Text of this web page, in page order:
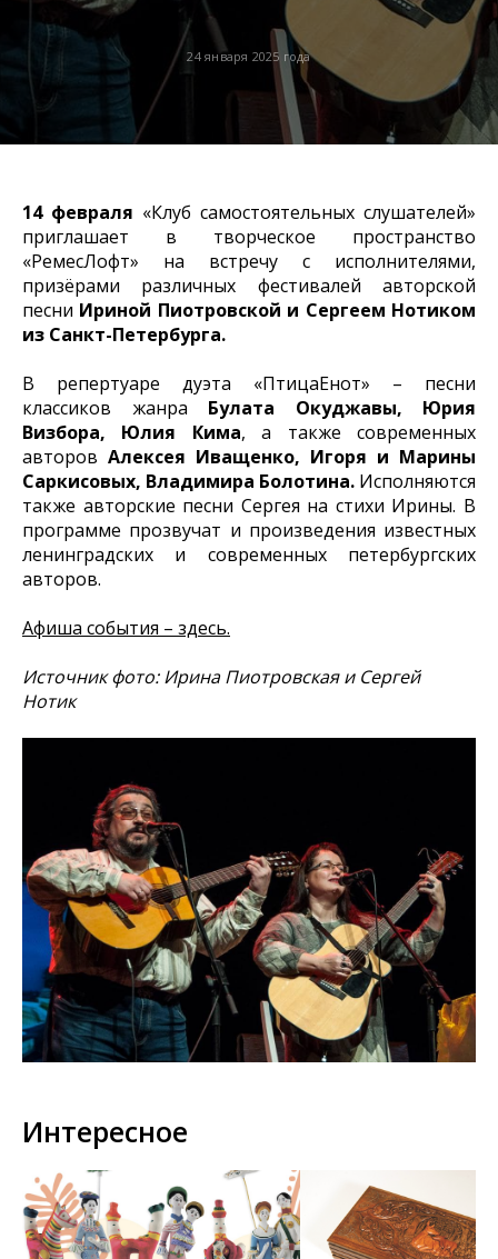
24 января 2025 года
14 февраля «Клуб самостоятельных слушателей»
приглашает в творческое пространство
«РемесЛофт» на встречу с исполнителями,
призёрами различных фестивалей авторской
песни Ириной Пиотровской и Сергеем Нотиком
из Санкт-Петербурга.
В репертуаре дуэта «ПтицаЕнот» – песни
классиков жанра Булата Окуджавы, Юрия
Визбора, Юлия Кима, а также современных
авторов Алексея Иващенко, Игоря и Марины
Саркисовых, Владимира Болотина. Исполняются
также авторские песни Сергея на стихи Ирины. В
программе прозвучат и произведения известных
ленинградских и современных петербургских
авторов.
Афиша события – здесь.
Источник фото: Ирина Пиотровская и Сергей
Нотик
Интересное